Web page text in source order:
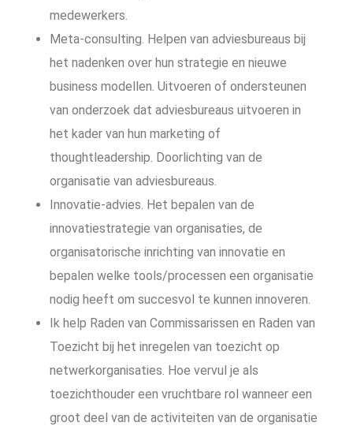
medewerkers.
Meta-consulting. Helpen van adviesbureaus bij
het nadenken over hun strategie en nieuwe
business modellen. Uitvoeren of ondersteunen
van onderzoek dat adviesbureaus uitvoeren in
het kader van hun marketing of
thoughtleadership. Doorlichting van de
organisatie van adviesbureaus.
Innovatie-advies. Het bepalen van de
innovatiestrategie van organisaties, de
organisatorische inrichting van innovatie en
bepalen welke tools/processen een organisatie
nodig heeft om succesvol te kunnen innoveren.
Ik help Raden van Commissarissen en Raden van
Toezicht bij het inregelen van toezicht op
netwerkorganisaties. Hoe vervul je als
toezichthouder een vruchtbare rol wanneer een
groot deel van de activiteiten van de organisatie